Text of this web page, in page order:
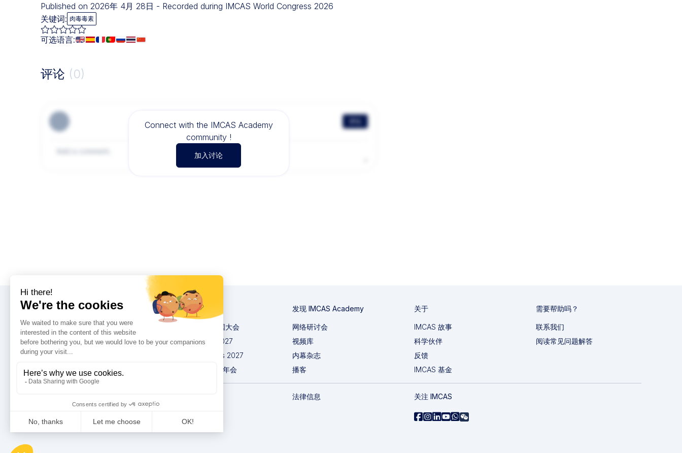
Published on 2026年 4月 28日 - Recorded during IMCAS World Congress 2026
关键词: 肉毒毒素
可选语言:
评论 (0)
Connect with the IMCAS Academy
community !
加入讨论
大会
2026 英卡思中国大会
IMCAS World 2027
IMCAS Americas 2027
2027英卡思亚洲年会
发现 IMCAS Academy
网络研讨会
视频库
内幕杂志
播客
关于
IMCAS 故事
科学伙伴
反馈
IMCAS 基金
需要帮助吗？
联系我们
阅读常见问题解答
法律信息 关注 IMCAS